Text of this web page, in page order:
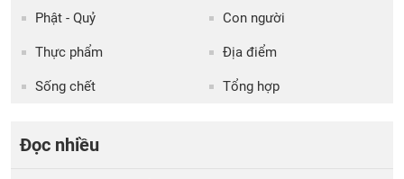
Phật - Quỷ Con người
Thực phẩm Địa điểm
Sống chết Tổng hợp
Đọc nhiều